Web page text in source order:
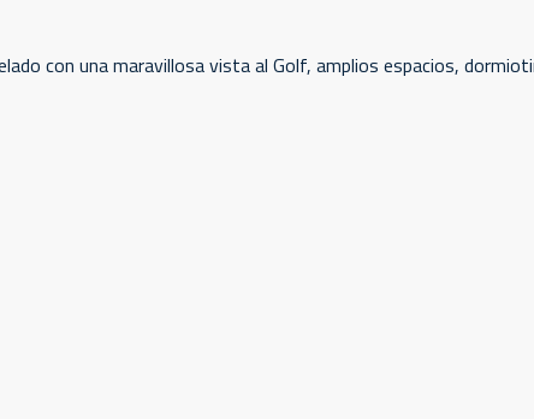
con una maravillosa vista al Golf, amplios espacios,